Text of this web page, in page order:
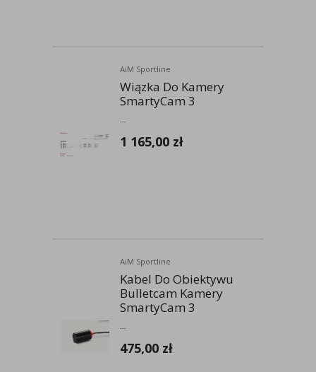
AiM Sportline
Wiązka Do Kamery
SmartyCam 3
1 165,00 zł
AiM Sportline
Kabel Do Obiektywu
Bulletcam Kamery
SmartyCam 3
475,00 zł